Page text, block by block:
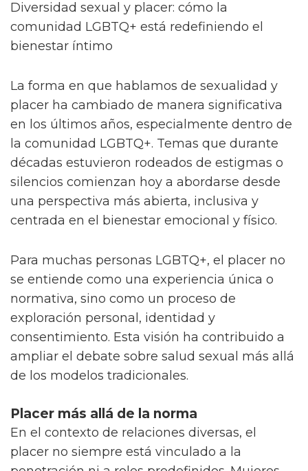
Diversidad sexual y placer: cómo la
comunidad LGBTQ+ está redefiniendo el
La forma en que hablamos de sexualidad y
placer ha cambiado de manera significativa
en los últimos años, especialmente dentro de
la comunidad LGBTQ+. Temas que durante
décadas estuvieron rodeados de estigmas o
silencios comienzan hoy a abordarse desde
una perspectiva más abierta, inclusiva y
centrada en el bienestar emocional y físico.
Para muchas personas LGBTQ+, el placer no
se entiende como una experiencia única o
normativa, sino como un proceso de
exploración personal, identidad y
consentimiento. Esta visión ha contribuido a
ampliar el debate sobre salud sexual más allá
Placer más allá de la norma
En el contexto de relaciones diversas, el
placer no siempre está vinculado a la